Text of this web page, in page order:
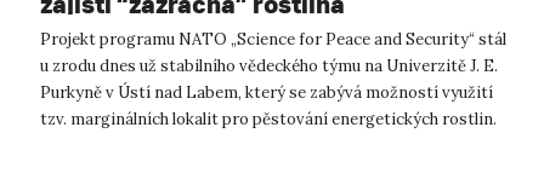
Projekt programu NATO „Science for Peace and Security“ stál
u zrodu dnes už stabilního vědeckého týmu na Univerzitě J. E.
Purkyně v Ústí nad Labem, který se zabývá možností využití
tzv. marginálních lokalit pro pěstování energetických rostlin.